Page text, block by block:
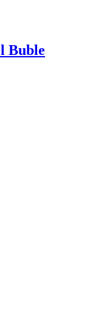
Buble